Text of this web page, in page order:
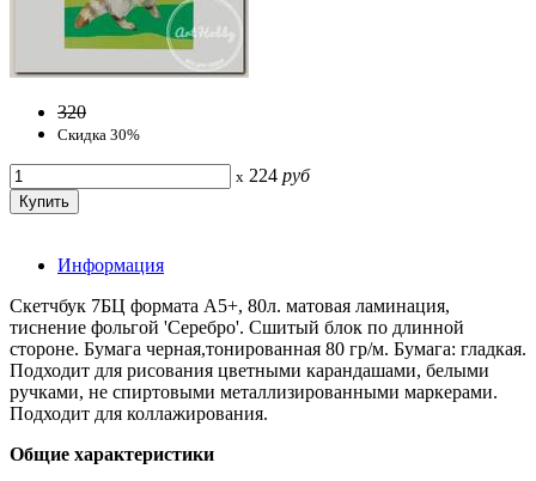
320
Скидка 30%
x 224 руб
Информация
Скетчбук 7БЦ формата А5+, 80л. матовая ламинация,
тиснение фольгой 'Серебро'. Сшитый блок по длинной
стороне. Бумага черная,тонированная 80 гр/м. Бумага: гладкая.
Подходит для рисования цветными карандашами, белыми
ручками, не спиртовыми металлизированными маркерами.
Подходит для коллажирования.
Общие характеристики